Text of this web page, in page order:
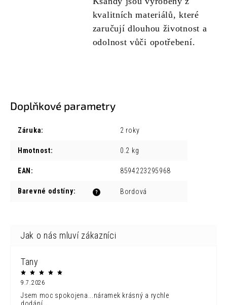
kvalitních materiálů, které
zaručují dlouhou životnost a
odolnost vůči opotřebení.
Doplňkové parametry
Záruka: 2 roky
Hmotnost: 0.2 kg
EAN : 8594223295968
?
Barevné odstíny: Bordová
Tany
9.7.2026
Jsem moc spokojena...náramek krásný a rychle